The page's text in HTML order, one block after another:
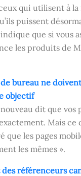
qui utilisent à
puissent
que si vous
les produits de
bureau ne
objectif
dit que vos
Mais ce
que les pages
les mêmes ».
des référenceurs